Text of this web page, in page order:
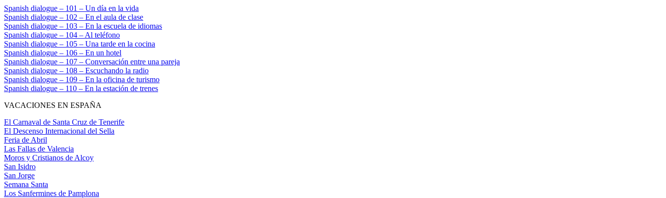
Spanish dialogue – 101 – Un día en la vida
Spanish dialogue – 102 – En el aula de clase
Spanish dialogue – 103 – En la escuela de idiomas
Spanish dialogue – 104 – Al teléfono
Spanish dialogue – 105 – Una tarde en la cocina
Spanish dialogue – 106 – En un hotel
Spanish dialogue – 107 – Conversación entre una pareja
Spanish dialogue – 108 – Escuchando la radio
Spanish dialogue – 109 – En la oficina de turismo
Spanish dialogue – 110 – En la estación de trenes
VACACIONES EN ESPAÑA
El Carnaval de Santa Cruz de Tenerife
El Descenso Internacional del Sella
Feria de Abril
Las Fallas de Valencia
Moros y Cristianos de Alcoy
San Isidro
San Jorge
Semana Santa
Los Sanfermines de Pamplona